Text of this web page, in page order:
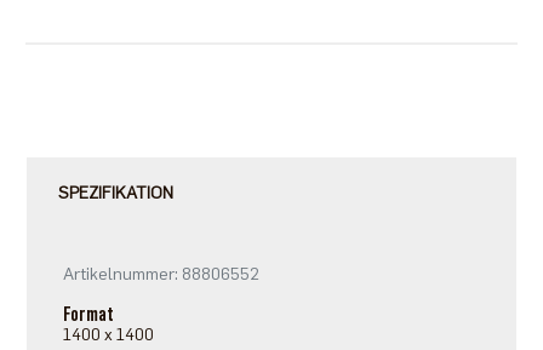
SPEZIFIKATION
Artikelnummer: 88806552
Format
1400 x 1400